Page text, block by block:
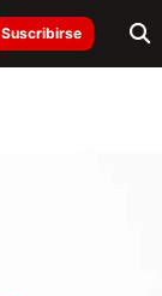
Suscribirse